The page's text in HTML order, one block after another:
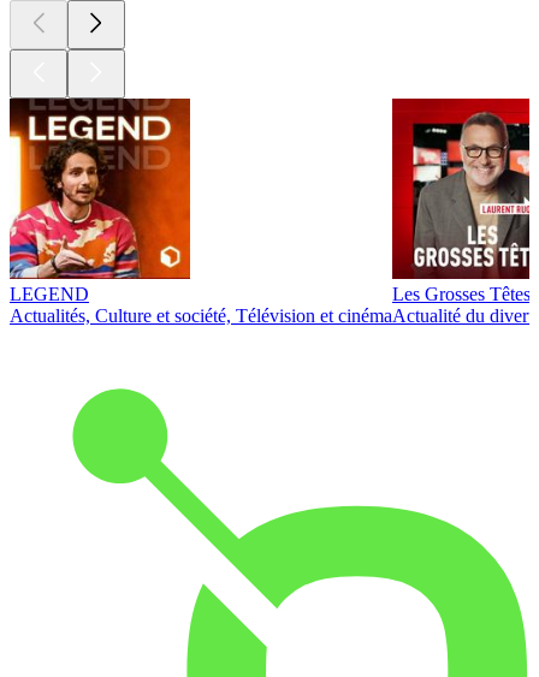
LEGEND
Actualités, Culture et société, Télévision et cinéma
Les Grosses Têtes
Actualité du